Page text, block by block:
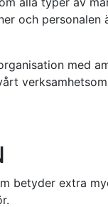
och personalen
med
betyder extra